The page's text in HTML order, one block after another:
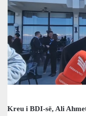
Kreu i BDI-së, Ali